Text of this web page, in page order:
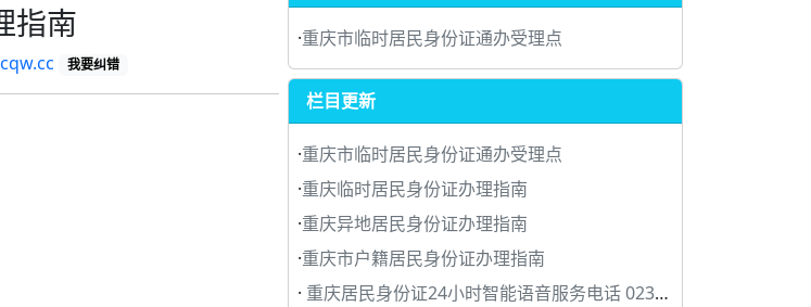
指南
cqw.cc 我要纠错
·重庆市临时居民身份证通办受理点
栏目更新
·重庆市临时居民身份证通办受理点
·重庆临时居民身份证办理指南
·重庆异地居民身份证办理指南
·重庆市户籍居民身份证办理指南
· 重庆居民身份证24小时智能语音服务电话 023-63750094